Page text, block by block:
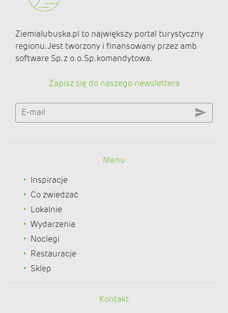
Ziemialubuska.pl to największy portal turystyczny
regionu. Jest tworzony i finansowany przez amb
software Sp. z o. o. Sp. komandytowa.
Zapisz się do naszego newslettera
E-mail
Menu
Inspiracje
Co zwiedzać
Lokalnie
Wydarzenia
Noclegi
Restauracje
Sklep
Kontakt